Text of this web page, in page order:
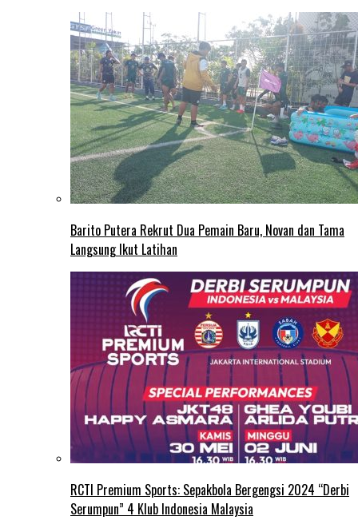
Barito Putera Rekrut Dua Pemain Baru, Novan dan Tama
Langsung Ikut Latihan
RCTI Premium Sports: Sepakbola Bergengsi 2024 “Derbi
Serumpun” 4 Klub Indonesia Malaysia